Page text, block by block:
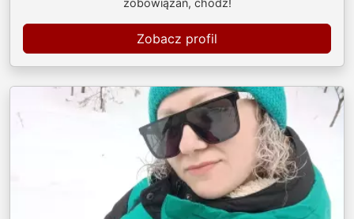
zobowiązań, chodź!
Zobacz profil